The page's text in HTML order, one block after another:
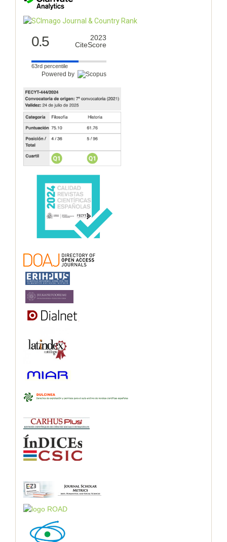
0.5
2023
CiteScore
63rd percentile
Powered by